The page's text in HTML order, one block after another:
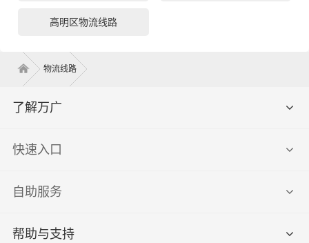
高明区物流线路
物流线路
了解万广
快速入口
自助服务
帮助与支持